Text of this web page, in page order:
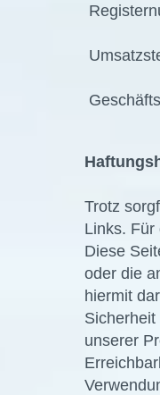
Trotz
Links. Für
Diese
oder die
hiermit
unserer